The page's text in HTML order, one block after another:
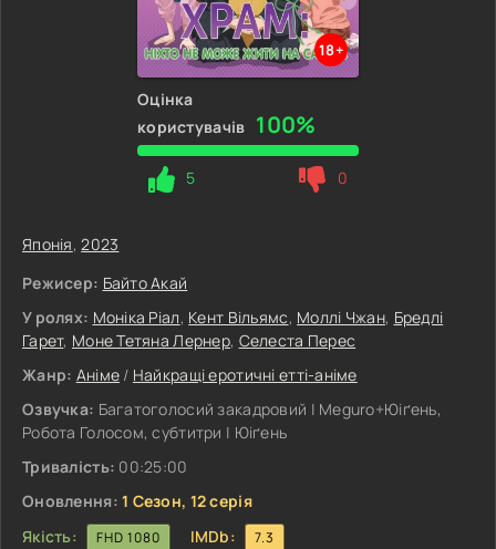
18+
Оцінка
користувачів 100%
5 0
Японія,2023
Режисер: Байто Акай
У ролях: Моніка Ріал, Кент Вільямс, Моллі Чжан, Бредлі
Гарет, Моне Тетяна Лернер, Селеста Перес
Жанр: Аніме / Найкращі еротичні етті-аніме
Озвучка: Багатоголосий закадровий | Meguro+Юіґень,
Робота Голосом, субтитри | Юіґень
Тривалість: 00:25:00
Оновлення: 1 Сезон, 12 серія
Якість:
FHD 1080 IMDb: 7.3